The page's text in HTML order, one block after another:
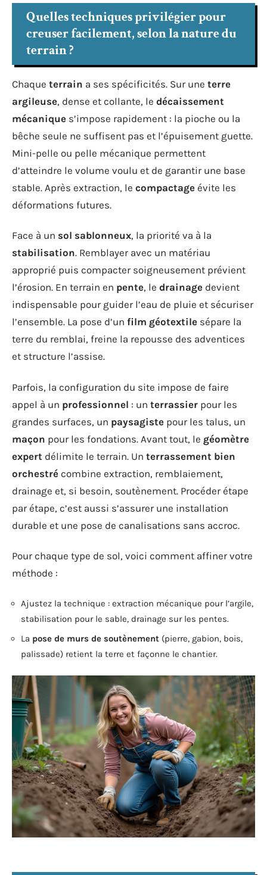
Quelles techniques privilégier pour
creuser facilement, selon la nature du
terrain ?
Chaque terrain a ses spécificités. Sur une terre
argileuse, dense et collante, le décaissement
mécanique s’impose rapidement : la pioche ou la
bêche seule ne suffisent pas et l’épuisement guette.
Mini-pelle ou pelle mécanique permettent
d’atteindre le volume voulu et de garantir une base
stable. Après extraction, le compactage évite les
déformations futures.
Face à un sol sablonneux, la priorité va à la
stabilisation. Remblayer avec un matériau
approprié puis compacter soigneusement prévient
l’érosion. En terrain en pente, le drainage devient
indispensable pour guider l’eau de pluie et sécuriser
l’ensemble. La pose d’un film géotextile sépare la
terre du remblai, freine la repousse des adventices
et structure l’assise.
Parfois, la configuration du site impose de faire
appel à un professionnel : un terrassier pour les
grandes surfaces, un paysagiste pour les talus, un
maçon pour les fondations. Avant tout, le géomètre
expert délimite le terrain. Un terrassement bien
orchestré combine extraction, remblaiement,
drainage et, si besoin, soutènement. Procéder étape
par étape, c’est aussi s’assurer une installation
durable et une pose de canalisations sans accroc.
Pour chaque type de sol, voici comment affiner votre
méthode :
Ajustez la technique : extraction mécanique pour l’argile,
stabilisation pour le sable, drainage sur les pentes.
La pose de murs de soutènement (pierre, gabion, bois,
palissade) retient la terre et façonne le chantier.